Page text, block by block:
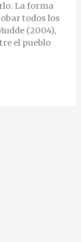
La forma
todos los
(2004),
el pueblo